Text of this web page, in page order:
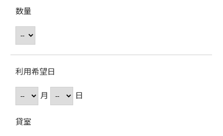
数量
利用希望日
月
日
貸室